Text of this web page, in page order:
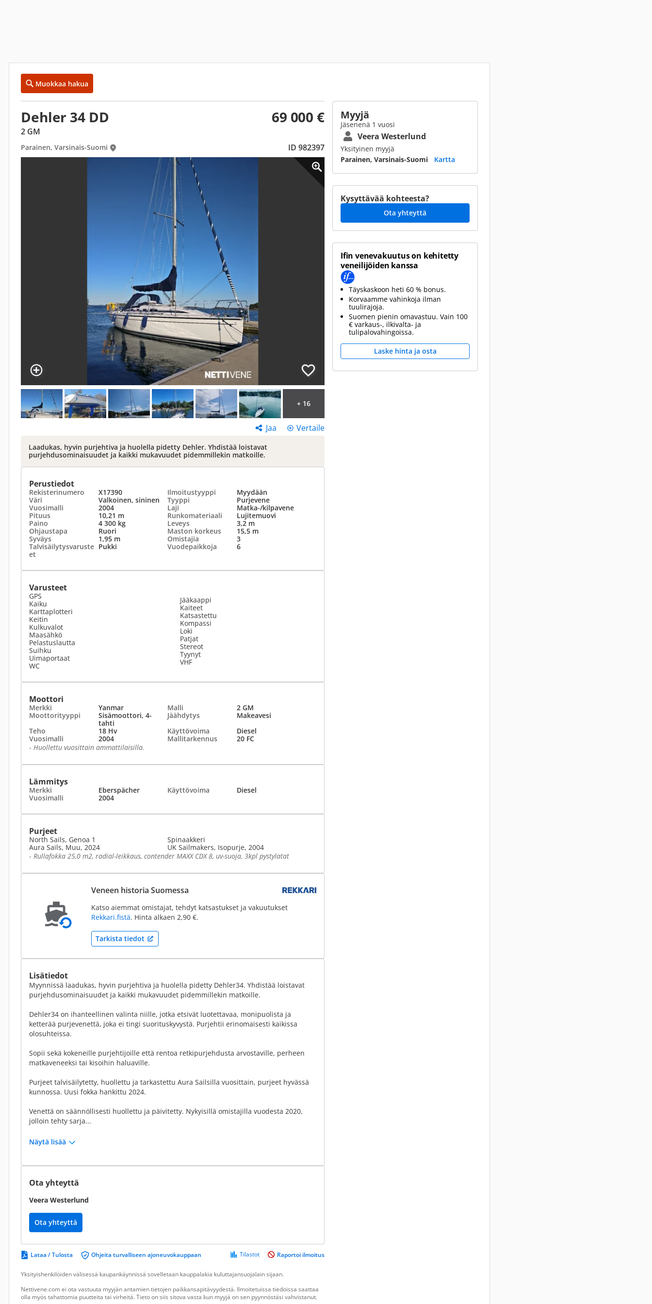
Muokkaa hakua
Dehler 34 DD 69 000 €
2 GM
Parainen, Varsinais-Suomi ID 982397
+ 16
Jaa Vertaile
Laadukas, hyvin purjehtiva ja huolella pidetty Dehler. Yhdistää loistavat
purjehdusominaisuudet ja kaikki mukavuudet pidemmillekin matkoille.
Perustiedot
Rekisterinumero X17390 Ilmoitustyyppi
Myydään
Väri
Valkoinen, sininen Tyyppi
Purjevene
Vuosimalli
2004 Laji
Matka-/kilpavene
Pituus
10,21 m Runkomateriaali
Lujitemuovi
Paino
4 300 kg Leveys
3,2 m
Ohjaustapa
Ruori Maston korkeus
15,5 m
Syväys
1,95 m Omistajia
3
Talvisäilytysvaruste
et
Pukki Vuodepaikkoja 6
Varusteet
GPS
Kaiku
Karttaplotteri
Keitin
Kulkuvalot
Maasähkö
Pelastuslautta
Suihku
Uimaportaat
WC
Jääkaappi
Kaiteet
Katsastettu
Kompassi
Loki
Patjat
Stereot
Tyynyt
VHF
Moottori
Merkki Yanmar Malli
2 GM
Moottorityyppi
Sisämoottori, 4-
tahti
Jäähdytys
Makeavesi
Teho
18 Hv Käyttövoima
Diesel
Vuosimalli
2004 Mallitarkennus
20 FC
- Huollettu vuosittain ammattilaisilla.
Lämmitys
Merkki Eberspächer Käyttövoima
Diesel
Vuosimalli
2004
Purjeet
North Sails, Genoa 1
Spinaakkeri
Aura Sails, Muu, 2024
UK Sailmakers, Isopurje, 2004
- Rullafokka 25,0 m2, radial-leikkaus, contender MAXX CDX 8, uv-suoja, 3kpl pystylatat
Veneen historia Suomessa
Katso aiemmat omistajat, tehdyt katsastukset ja vakuutukset
Rekkari.fistä. Hinta alkaen 2,90 €.
Tarkista tiedot
Lisätiedot
Myynnissä laadukas, hyvin purjehtiva ja huolella pidetty Dehler34. Yhdistää loistavat
purjehdusominaisuudet ja kaikki mukavuudet pidemmillekin matkoille.
Dehler34 on ihanteellinen valinta niille, jotka etsivät luotettavaa, monipuolista ja
ketterää purjevenettä, joka ei tingi suorituskyvystä. Purjehtii erinomaisesti kaikissa
olosuhteissa.
Sopii sekä kokeneille purjehtijoille että rentoa retkipurjehdusta arvostaville, perheen
matkaveneeksi tai kisoihin haluaville.
Purjeet talvisäilytetty, huollettu ja tarkastettu Aura Sailsilla vuosittain, purjeet hyvässä
kunnossa. Uusi fokka hankittu 2024.
Venettä on säännöllisesti huollettu ja päivitetty. Nykyisillä omistajilla vuodesta 2020,
jolloin tehty sarja...
Näytä lisää
Ota yhteyttä
Veera Westerlund
Ota yhteyttä
Lataa / Tulosta Ohjeita turvalliseen ajoneuvokauppaan Tilastot Raportoi ilmoitus
Yksityishenkilöiden välisessä kaupankäynnissä sovelletaan kauppalakia kuluttajansuojalain sijaan.
Nettivene.com ei ota vastuuta myyjän antamien tietojen paikkansapitävyydestä. Ilmoitetuissa tiedoissa saattaa
olla myös tahattomia puutteita tai virheitä. Tieto on siis sitova vasta kun myyjä on sen pyynnöstäsi vahvistanut.
Myyjä
Jäsenenä 1 vuosi
Veera Westerlund
Yksityinen myyjä
Parainen, Varsinais-Suomi
Kartta
Kysyttävää kohteesta?
Ota yhteyttä
Ifin venevakuutus on kehitetty
veneilijöiden kanssa
Täyskaskoon heti 60 % bonus.
Korvaamme vahinkoja ilman
tuulirajoja.
Suomen pienin omavastuu. Vain 100
€ varkaus-, ilkivalta- ja
tulipalovahingoissa.
Laske hinta ja osta